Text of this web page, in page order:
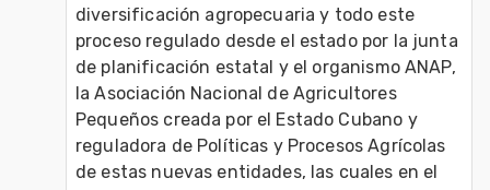
diversificación agropecuaria y todo este
proceso regulado desde el estado por la junta
de planificación estatal y el organismo ANAP,
la Asociación Nacional de Agricultores
Pequeños creada por el Estado Cubano y
reguladora de Políticas y Procesos Agrícolas
de estas nuevas entidades, las cuales en el